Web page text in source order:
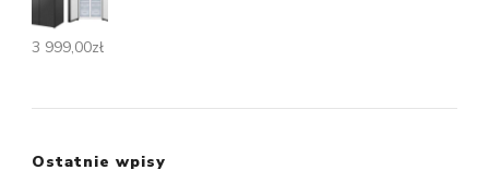
3 999,00zł
Ostatnie wpisy